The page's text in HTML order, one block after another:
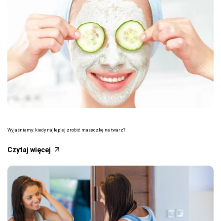
Wyjaśniamy: kiedy najlepiej zrobić maseczkę na twarz?
Czytaj więcej